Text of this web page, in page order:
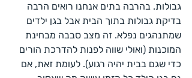
גבולות. בהרבה בתים אנחנו רואים הרבה
בדיקת גבולות בתוך הבית אבל בגן ילדים
שמתנהגים נפלא. זה מצב סבבה מבחינת
המוכנות (ואולי שווה לפנות להדרכת הורים
כדי שגם בבית יהיה רגוע). לעומת זאת, אם